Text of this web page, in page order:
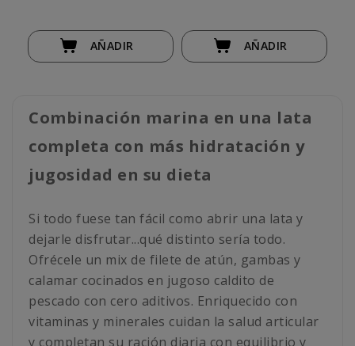
AÑADIR AÑADIR
Combinación marina en una lata
completa con más hidratación y
jugosidad en su dieta
Si todo fuese tan fácil como abrir una lata y
dejarle disfrutar...qué distinto sería todo.
Ofrécele un mix de filete de atún, gambas y
calamar cocinados en jugoso caldito de
pescado con cero aditivos. Enriquecido con
vitaminas y minerales cuidan la salud articular
y completan su ración diaria con equilibrio y